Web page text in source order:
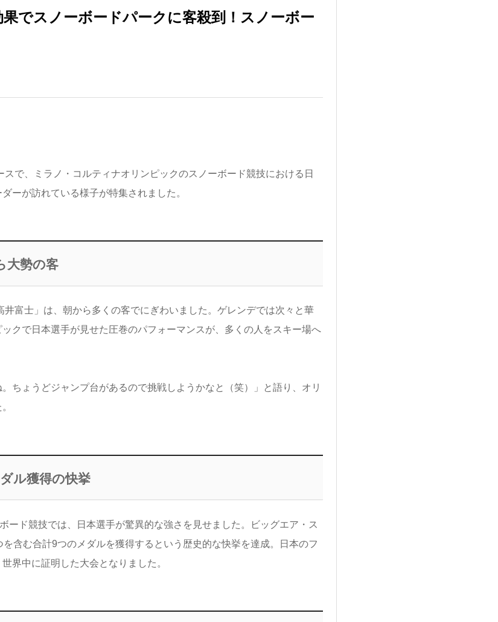
でスノーボードパークに客殺到！スノーボー
で、ミラノ・コルティナオリンピックのスノーボード競技における日
ーが訪れている様子が特集されました。
大勢の客
富士」は、朝から多くの客でにぎわいました。ゲレンデでは次々と華
クで日本選手が見せた圧巻のパフォーマンスが、多くの人をスキー場へ
ちょうどジャンプ台があるので挑戦しようかなと（笑）」と語り、オリ
ル獲得の快挙
ード競技では、日本選手が驚異的な強さを見せました。ビッグエア・ス
含む合計9つのメダルを獲得するという歴史的な快挙を達成。日本のフ
界中に証明した大会となりました。